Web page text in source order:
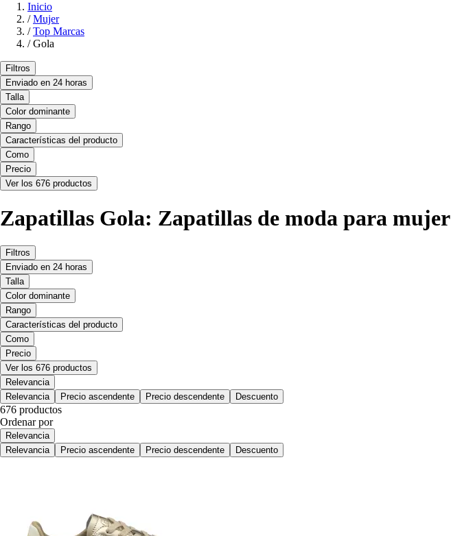
Inicio
/ Mujer
/ Top Marcas
/ Gola
Filtros
Enviado en 24 horas
Talla
Color dominante
Rango
Características del producto
Como
Precio
Ver los 676 productos
Zapatillas Gola: Zapatillas de moda para mujer
Filtros
Enviado en 24 horas
Talla
Color dominante
Rango
Características del producto
Como
Precio
Ver los 676 productos
Relevancia
Relevancia
Precio ascendente Precio descendente Descuento
676 productos
Ordenar por
Relevancia
Relevancia
Precio ascendente Precio descendente Descuento